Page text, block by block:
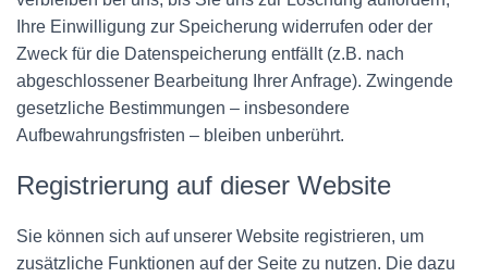
Ihre Einwilligung zur Speicherung widerrufen oder der
Zweck für die Datenspeicherung entfällt (z.B. nach
abgeschlossener Bearbeitung Ihrer Anfrage). Zwingende
gesetzliche Bestimmungen – insbesondere
Aufbewahrungsfristen – bleiben unberührt.
Registrierung auf dieser Website
Sie können sich auf unserer Website registrieren, um
zusätzliche Funktionen auf der Seite zu nutzen. Die dazu